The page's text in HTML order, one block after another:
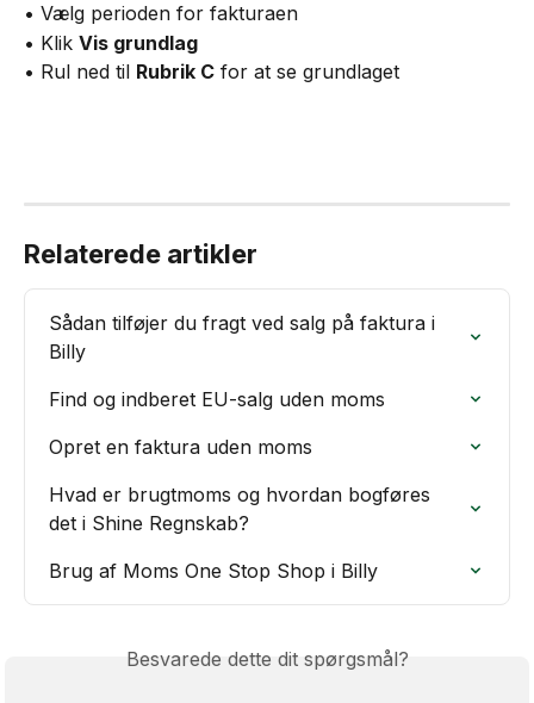
• Vælg perioden for fakturaen
• Klik Vis grundlag
• Rul ned til Rubrik C for at se grundlaget
Relaterede artikler
Sådan tilføjer du fragt ved salg på faktura i
Billy
Find og indberet EU-salg uden moms
Opret en faktura uden moms
Hvad er brugtmoms og hvordan bogføres
det i Shine Regnskab?
Brug af Moms One Stop Shop i Billy
Besvarede dette dit spørgsmål?